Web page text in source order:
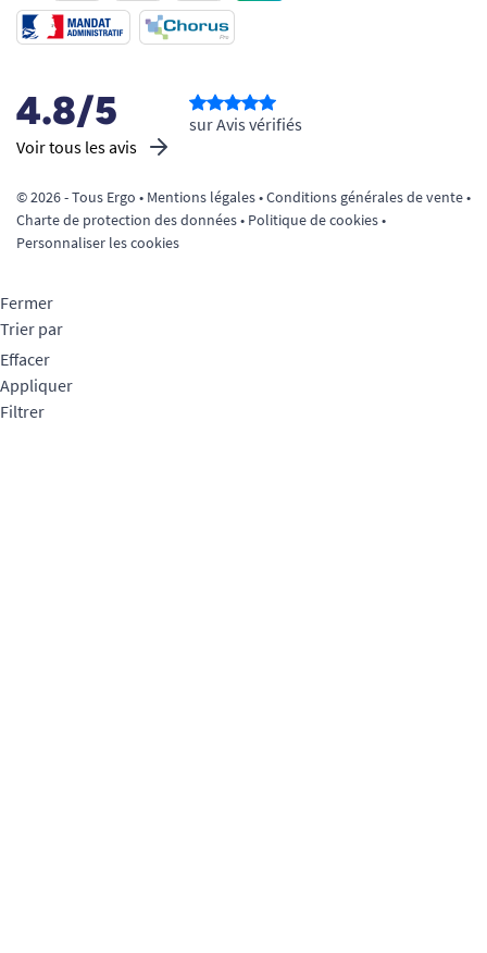
4.8/5
Voir tous les avis
sur Avis vérifiés
© 2026 - Tous Ergo • Mentions légales•Conditions générales de vente•
Charte de protection des données• Politique de cookies•
Personnaliser les cookies
Fermer
Trier par
Effacer
Appliquer
Filtrer